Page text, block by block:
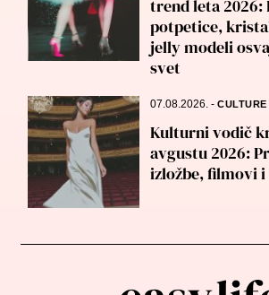
trend leta 2026:
potpetice,
jelly modeli
svet
07.08.2026.-CULTURE
Kulturni vodič
avgustu 2026:
izložbe, filmovi